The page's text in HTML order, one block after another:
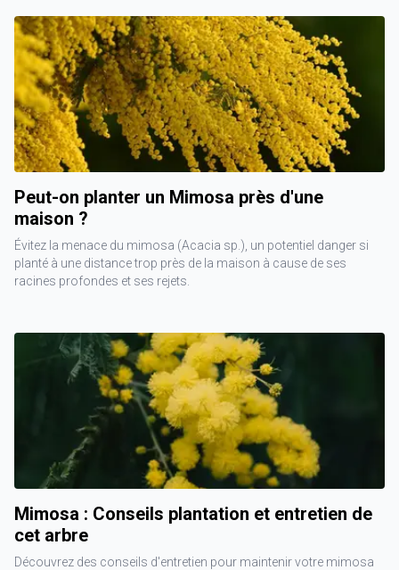
Peut-on planter un Mimosa près d'une
maison ?
Évitez la menace du mimosa (Acacia sp.), un potentiel danger si
planté à une distance trop près de la maison à cause de ses
racines profondes et ses rejets.
Mimosa : Conseils plantation et entretien de
cet arbre
Découvrez des conseils d'entretien pour maintenir votre mimosa